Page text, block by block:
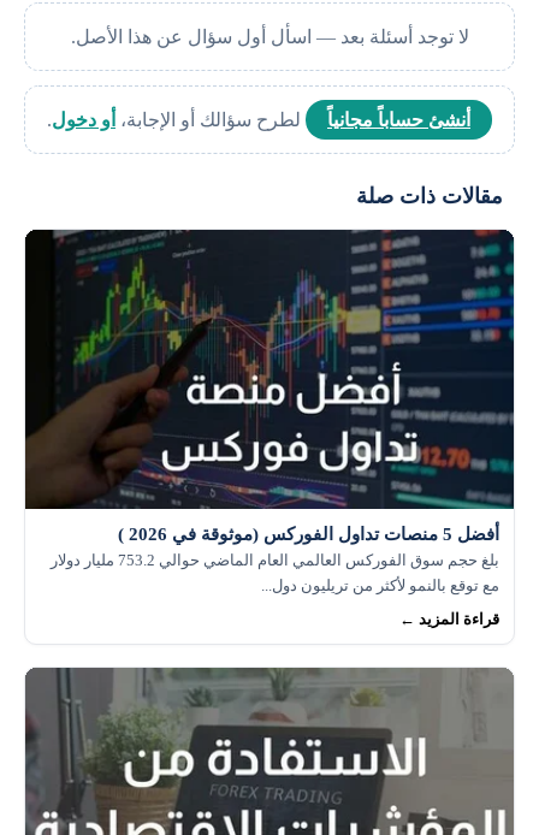
لا توجد أسئلة بعد — اسأل أول سؤال عن هذا الأصل.
أنشئ حساباً مجانياً لطرح سؤالك أو الإجابة، أو دخول.
مقالات ذات صلة
أفضل 5 منصات تداول الفوركس (موثوقة في 2026 )
بلغ حجم سوق الفوركس العالمي العام الماضي حوالي 753.2 مليار دولار
مع توقع بالنمو لأكثر من تريليون دول...
قراءة المزيد ←